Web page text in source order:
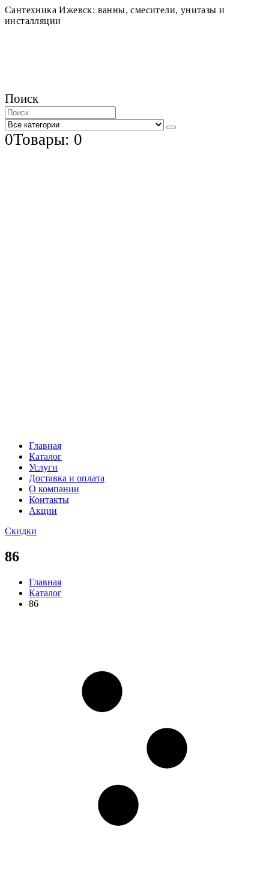
Сантехника Ижевск: ванны, смесители, унитазы и
инсталляции
Поиск
0Товары: 0
Главная
Каталог
Услуги
Доставка и оплата
О компании
Контакты
Акции
Скидки
86
Главная
Каталог
86